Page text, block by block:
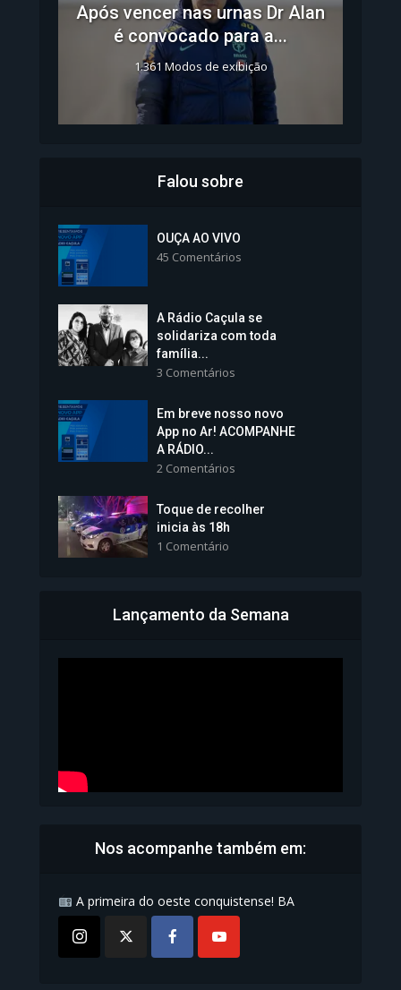
Após vencer nas urnas Dr Alan
é convocado para a...
1.361 Modos de exibição
Colégios da Polícia...
Vice-Prefeita Sheila Lemos
tomará posse nesta...
1.101 Modos de exibição
Bahia inicia emissão da
Falou sobre
OUÇA AO VIVO
45 Comentários
A Rádio Caçula se
solidariza com toda
família...
3 Comentários
Em breve nosso novo
App no Ar! ACOMPANHE
A RÁDIO...
2 Comentários
Toque de recolher
inicia às 18h
1 Comentário
Lançamento da Semana
Nos acompanhe também em:
A primeira do oeste conquistense! BA